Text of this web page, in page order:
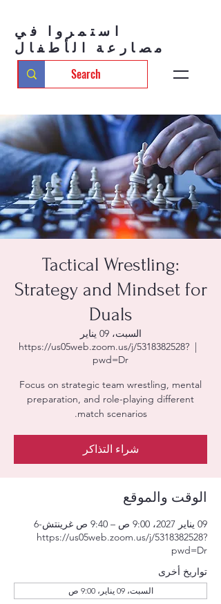
استمروا في
مصارعة الأطفال
Tactical Wrestling:
Strategy and Mindset for
Duals
السبت، 09 يناير
  |
https://us05web.zoom.us/j/5318382528?
pwd=Dr
Focus on strategic team wrestling, mental
preparation, and role-playing different
match scenarios.
شراء التذاكر
الوقت والموقع
09 يناير 2027، 9:00 ص – 9:40 ص غرينتش-6
https://us05web.zoom.us/j/5318382528?
pwd=Dr
تواريخ أخرى
السبت، 09 يناير، 9:00 ص